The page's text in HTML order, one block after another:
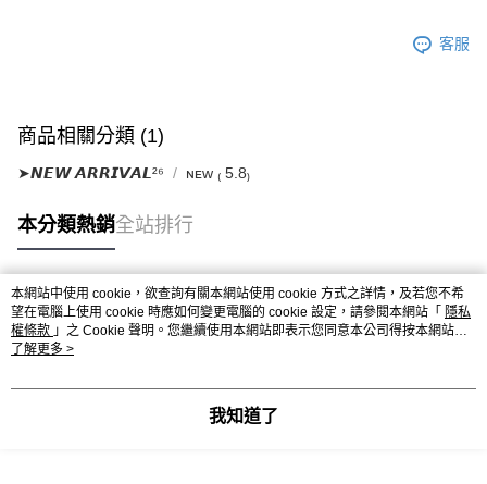
客服
商品相關分類 (1)
➤𝙉𝙀𝙒 𝘼𝙍𝙍𝙄𝙑𝘼𝙇²⁶ ɴᴇᴡ ₍ 5.8₎
本分類熱銷全站排行
熱門標籤
本網站中使用 cookie，欲查詢有關本網站使用 cookie 方式之詳情，及若您不希
望在電腦上使用 cookie 時應如何變更電腦的 cookie 設定，請參閱本網站「 隱私
權條款 」之 Cookie 聲明。您繼續使用本網站即表示您同意本公司得按本網站使
用條款之 Cookie 聲明使用 cookie。
了解更多 >
我知道了